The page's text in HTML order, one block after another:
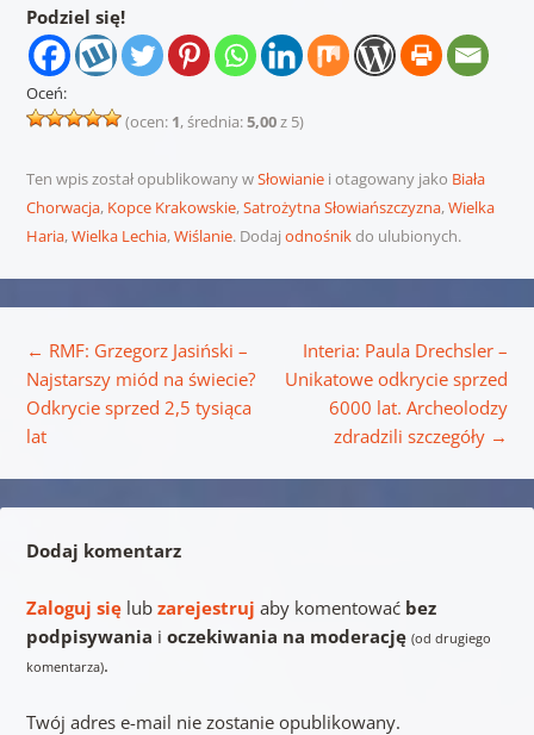
Podziel się!
Oceń:
(ocen: 1, średnia:5,00z 5)
Ten wpis został opublikowany wSłowianiei otagowany jako Biała
Chorwacja, Kopce Krakowskie,Satrożytna Słowiańszczyzna,Wielka
Haria,Wielka Lechia,Wiślanie. Dodaj odnośnikdo ulubionych.
← RMF: Grzegorz Jasiński –
Najstarszy miód na świecie?
Odkrycie sprzed 2,5 tysiąca
lat
Interia: Paula Drechsler –
Unikatowe odkrycie sprzed
6000 lat. Archeolodzy
zdradzili szczegóły →
Dodaj komentarz
Zaloguj sięlub zarejestruj aby komentować bez
podpisywania i oczekiwania na moderację (od drugiego
komentarza).
Twój adres e-mail nie zostanie opublikowany.